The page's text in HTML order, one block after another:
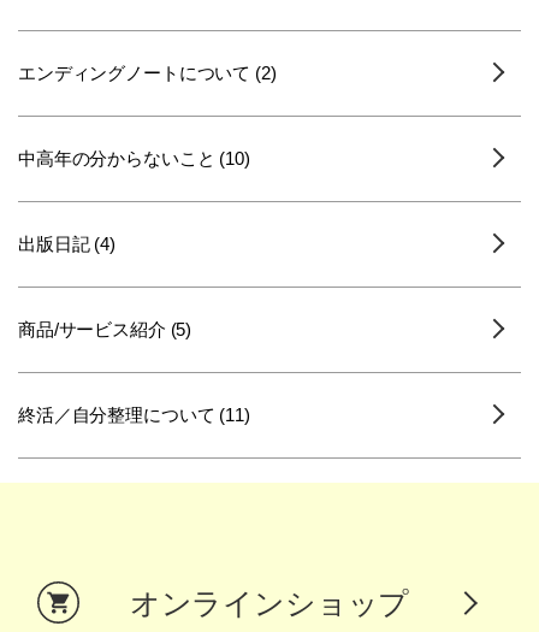
エンディングノートについて (2)
中高年の分からないこと (10)
出版日記 (4)
商品/サービス紹介 (5)
終活／自分整理について (11)
オンラインショップ